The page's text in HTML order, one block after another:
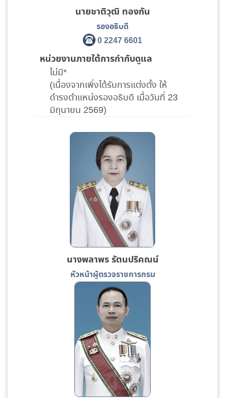
นายชาติวุฒิ ทองกัน
รองอธิบดี
0 2247 6601
หน่วยงานภายใต้การกำกับดูแล
ไม่มี*
(เนื่องจากเพิ่งได้รับการแต่งตั้ง ให้
ดำรงตำแหน่งรองอธิบดี เมื่อวันที่ 23
มิถุนายน 2569)
นางพลาพร รัตนปริคณน์
หัวหน้าผู้ตรวจราชการกรม